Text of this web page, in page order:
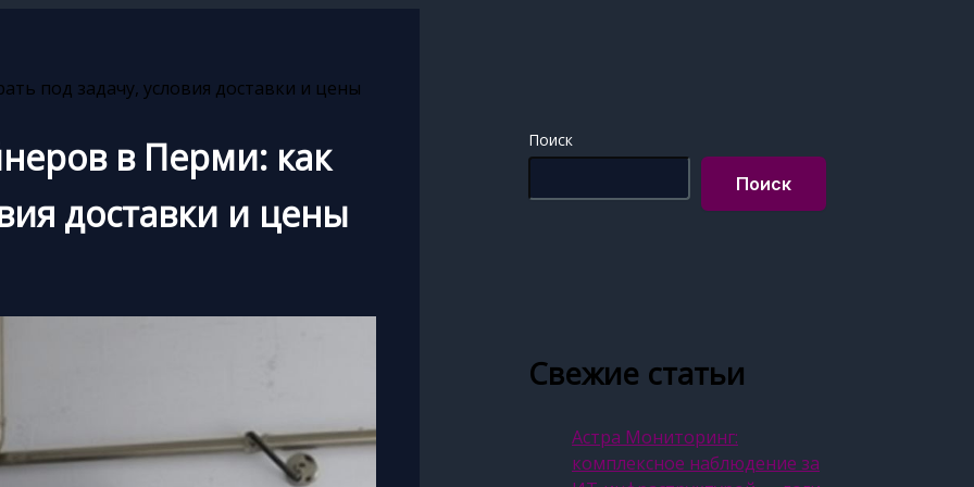
под задачу, условия доставки и цены
в Перми: как
доставки и цены
Поиск
Поиск
Свежие статьи
Астра Мониторинг:
комплексное наблюдение за